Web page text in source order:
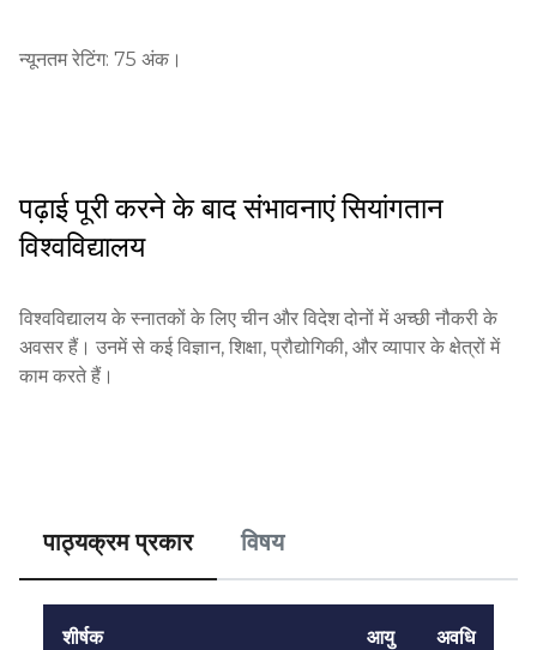
आवश्यक दस्तावेज: अनुशंसा पत्र, परीक्षा परिणाम, पहचान की प्रतियां।
आर्थिक शर्तें: उपलब्ध धन की पुष्टि आवश्यक है।
आवेदन की समय सीमाएँ: शुरुआत - 1 जनवरी, अंत - 30 अप्रैल।
परीक्षा या साक्षात्कार: आवश्यकता होने पर साक्षात्कार किए जा सकते हैं।
योग्यता या अनुभव: चुने हुए क्षेत्र में अतिरिक्त कौशल या अनुभव को
प्राथमिकता दी जाती है।
न्यूनतम रेटिंग: 75 अंक।
पढ़ाई पूरी करने के बाद संभावनाएं सियांगतान
विश्वविद्यालय
विश्वविद्यालय के स्नातकों के लिए चीन और विदेश दोनों में अच्छी नौकरी के
अवसर हैं। उनमें से कई विज्ञान, शिक्षा, प्रौद्योगिकी, और व्यापार के क्षेत्रों में
काम करते हैं।
पाठ्यक्रम प्रकार विषय
शीर्षक आयु अवधि